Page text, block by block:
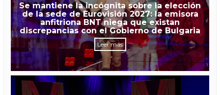
Se mantiene la incógnita sobre la elección
de la sede de Eurovisión 2027: la emisora
anfitriona BNT niega que existan
discrepancias con el Gobierno de Bulgaria
Leer más